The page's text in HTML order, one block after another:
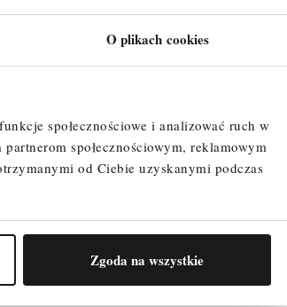
O plikach cookies
społecznościowe i analizować ruch w
społecznościowym, reklamowym
od Ciebie uzyskanymi podczas
Zgoda na wszystkie